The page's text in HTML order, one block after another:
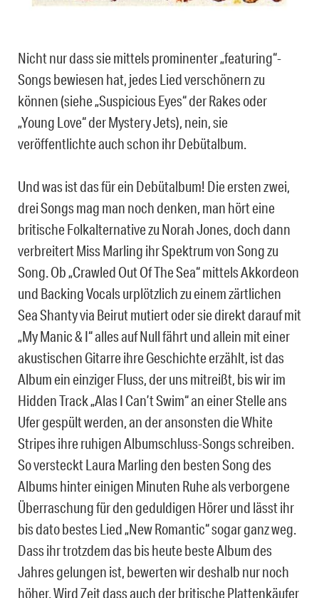
Nicht nur dass sie mittels prominenter „featuring“-
Songs bewiesen hat, jedes Lied verschönern zu
können (siehe „Suspicious Eyes“ der Rakes oder
„Young Love“ der Mystery Jets), nein, sie
veröffentlichte auch schon ihr Debütalbum.
Und was ist das für ein Debütalbum! Die ersten zwei,
drei Songs mag man noch denken, man hört eine
britische Folkalternative zu Norah Jones, doch dann
verbreitert Miss Marling ihr Spektrum von Song zu
Song. Ob „Crawled Out Of The Sea“ mittels Akkordeon
und Backing Vocals urplötzlich zu einem zärtlichen
Sea Shanty via Beirut mutiert oder sie direkt darauf mit
„My Manic & I“ alles auf Null fährt und allein mit einer
akustischen Gitarre ihre Geschichte erzählt, ist das
Album ein einziger Fluss, der uns mitreißt, bis wir im
Hidden Track „Alas I Can’t Swim“ an einer Stelle ans
Ufer gespült werden, an der ansonsten die White
Stripes ihre ruhigen Albumschluss-Songs schreiben.
So versteckt Laura Marling den besten Song des
Albums hinter einigen Minuten Ruhe als verborgene
Überraschung für den geduldigen Hörer und lässt ihr
bis dato bestes Lied „New Romantic“ sogar ganz weg.
Dass ihr trotzdem das bis heute beste Album des
Jahres gelungen ist, bewerten wir deshalb nur noch
höher. Wird Zeit dass auch der britische Plattenkäufer